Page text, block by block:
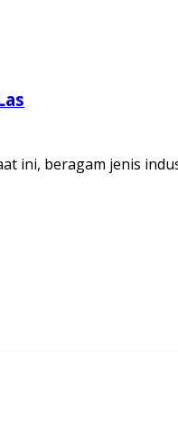
ini, beragam jenis